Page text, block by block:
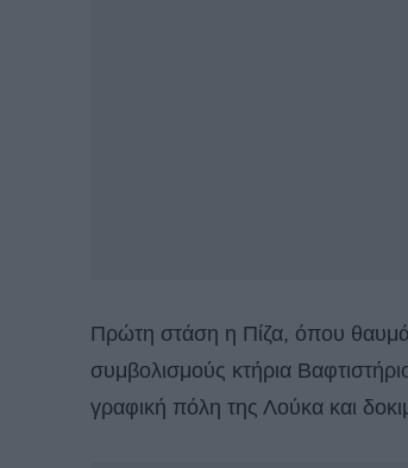
Πρώτη στάση η Πίζα, όπου
συμβολισμούς κτήρια
γραφική πόλη της Λούκα και